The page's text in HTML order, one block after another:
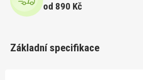
od 890 Kč
Základní specifikace